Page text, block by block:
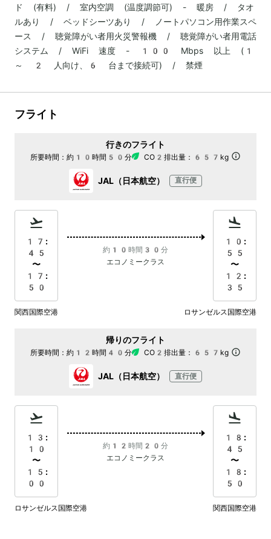
ド (有料) / 室内空調 (温度調節可) - 暖房 / タオ
ルあり / ベッドシーツあり / ノートパソコン用作業スペ
ース / 聴覚障がい者用火災警報機 / 聴覚障がい者用電話
システム / WiFi 速度 - 100 Mbps 以上 (1
～ 2 人向け、6 台まで接続可) / 禁煙
フライト
行きのフライト
所要時間： 約10時間50分 CO2排出量： 657kg
JAL（日本航空） 直行便
17:
45
〜
17:
50
約10時間30分
エコノミークラス
10:
55
〜
12:
35
関西国際空港 ロサンゼルス国際空港
帰りのフライト
所要時間： 約12時間40分 CO2排出量： 657kg
JAL（日本航空） 直行便
13:
10
〜
15:
00
約12時間20分
エコノミークラス
18:
45
〜
18:
50
ロサンゼルス国際空港 関西国際空港